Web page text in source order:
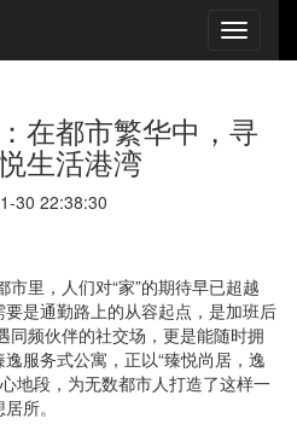
在都市繁华中，寻
生活港湾
30 22:38:30
里，人们对“家”的期待早已超越
要是通勤路上的从容起点，是加班后
同频伙伴的社交场，更是能随时拥
服务式公寓，正以“臻悦尚居，逸
地段，为无数都市人打造了这样一
所。